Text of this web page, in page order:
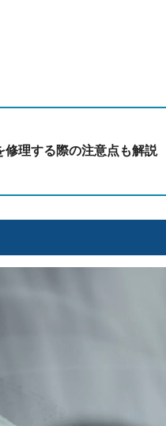
修理する際の注意点も解説